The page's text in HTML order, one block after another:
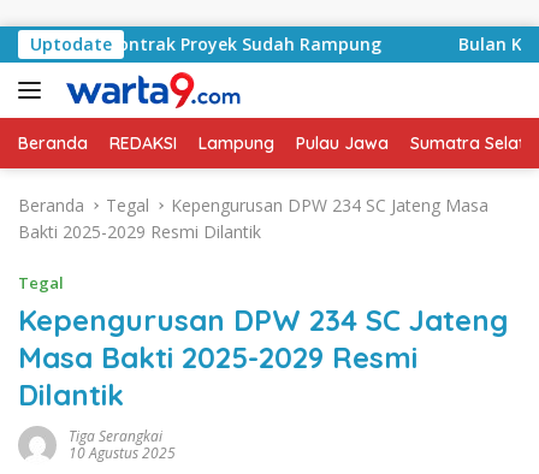
Uptodate
Kontrak Proyek Sudah Rampung Bulan
Beranda REDAKSI Lampung Pulau Jawa Sumatra
Beranda Tegal
Kepengurusan DPW 234 SC Jateng Masa
Bakti 2025-2029 Resmi Dilantik
Tegal
Kepengurusan DPW 234 SC Jateng
Masa Bakti 2025-2029 Resmi
Dilantik
Tiga Serangkai
10 Agustus 2025